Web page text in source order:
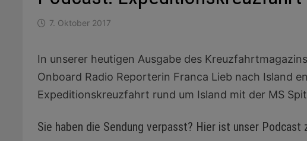
7. Oktober 2017
In unserer heutigen Ausgabe des
Onboard Radio Reporterin Franca Lieb nach Island
Expeditionskreuzfahrt rund um Island mit der MS
Sie haben die Sendung verpasst? Hier ist unser Podcast